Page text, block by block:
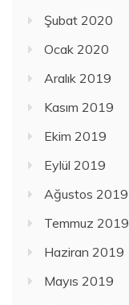
Şubat 2020
Ocak 2020
Aralık 2019
Kasım 2019
Ekim 2019
Eylül 2019
Ağustos 2019
Temmuz 2019
Haziran 2019
Mayıs 2019